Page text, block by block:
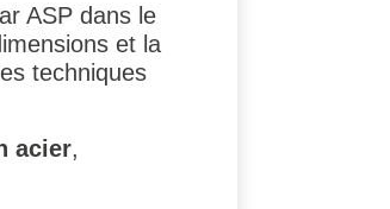
ASP dans le
et la
techniques
acier,